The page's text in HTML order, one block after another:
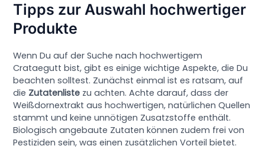
Tipps zur Auswahl hochwertiger
Produkte
Wenn Du auf der Suche nach hochwertigem
Crataegutt bist, gibt es einige wichtige Aspekte, die Du
beachten solltest. Zunächst einmal ist es ratsam, auf
die Zutatenliste zu achten. Achte darauf, dass der
Weißdornextrakt aus hochwertigen, natürlichen Quellen
stammt und keine unnötigen Zusatzstoffe enthält.
Biologisch angebaute Zutaten können zudem frei von
Pestiziden sein, was einen zusätzlichen Vorteil bietet.